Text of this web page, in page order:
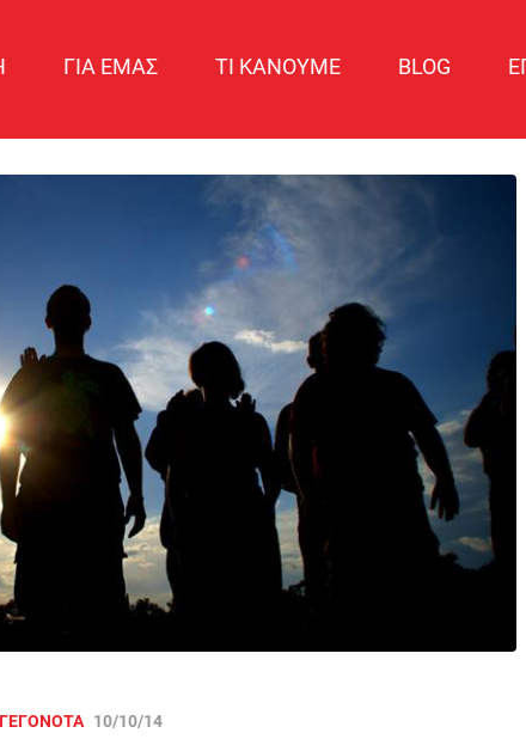
ΓΙΑ ΕΜΑΣ ΤΙ ΚΑΝΟΥΜΕ BLOG
ΓΕΓΟΝΟΤΑ 10/10/14